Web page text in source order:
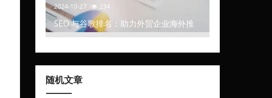
2024-10-27 234
SEO 与谷歌排名：助力外贸企业海外推
广
随机文章